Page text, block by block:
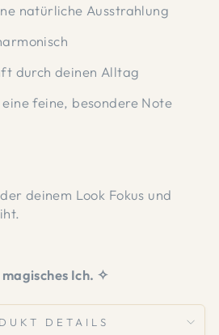
natürliche Ausstrahlung
durch deinen Alltag
feine, besondere Note
deinem Look Fokus und
Ich. ✧
DETAILS